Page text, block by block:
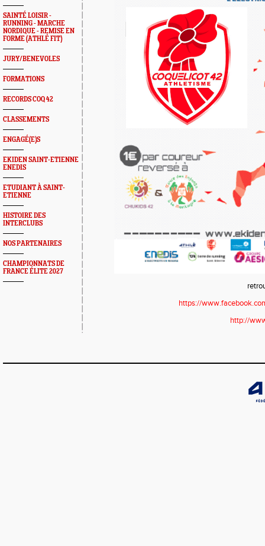
SAINTÉ LOISIR -
RUNNING - MARCHE
NORDIQUE - REMISE EN
FORME (ATHLÉ FIT)
JURY/BENEVOLES
FORMATIONS
RECORDS COQ 42
CLASSEMENTS
ENGAGÉ(E)S
EKIDEN SAINT-ETIENNE
ENEDIS
ETUDIANT À SAINT-
ETIENNE
HISTOIRE DES
INTERCLUBS
NOS PARTENAIRES
CHAMPIONNATS DE
FRANCE ÉLITE 2027
https://
http://